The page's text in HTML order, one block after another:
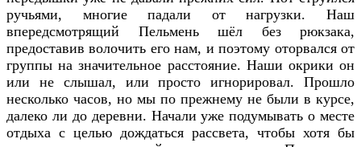
ручьями, многие падали от нагрузки. Наш
впередсмотрящий Пельмень шёл без рюкзака,
предоставив волочить его нам, и поэтому оторвался от
группы на значительное расстояние. Наши окрики он
или не слышал, или просто игнорировал. Прошло
несколько часов, но мы по прежнему не были в курсе,
далеко ли до деревни. Начали уже подумывать о месте
отдыха с целью дождаться рассвета, чтобы хотя бы